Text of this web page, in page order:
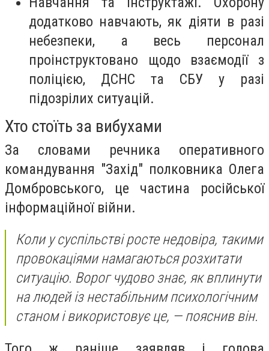
додатково навчають, як діяти в разі
небезпеки, а весь персонал
проінструктовано щодо взаємодії з
поліцією, ДСНС та СБУ у разі
підозрілих ситуацій.
Хто стоїть за вибухами
За словами речника оперативного
командування "Захід" полковника Олега
Домбровського, це частина російської
інформаційної війни.
Коли у суспільстві росте недовіра, такими
провокаціями намагаються розхитати
ситуацію. Ворог чудово знає, як вплинути
на людей із нестабільним психологічним
станом і використовує це, — пояснив він.